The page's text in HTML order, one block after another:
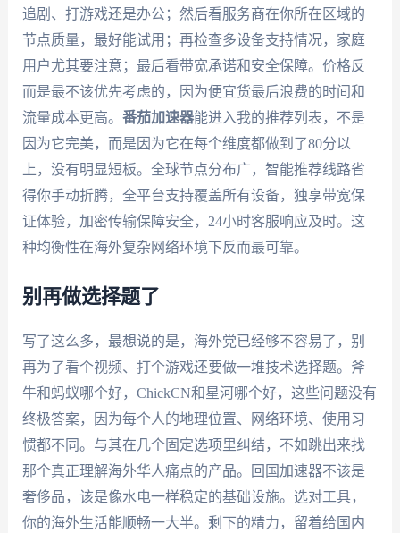
追剧、打游戏还是办公；然后看服务商在你所在区域的
节点质量，最好能试用；再检查多设备支持情况，家庭
用户尤其要注意；最后看带宽承诺和安全保障。价格反
而是最不该优先考虑的，因为便宜货最后浪费的时间和
流量成本更高。 番茄加速器能进入我的推荐列表，不是
因为它完美，而是因为它在每个维度都做到了80分以
上，没有明显短板。全球节点分布广，智能推荐线路省
得你手动折腾，全平台支持覆盖所有设备，独享带宽保
证体验，加密传输保障安全，24小时客服响应及时。这
种均衡性在海外复杂网络环境下反而最可靠。
别再做选择题了
写了这么多，最想说的是，海外党已经够不容易了，别
再为了看个视频、打个游戏还要做一堆技术选择题。斧
牛和蚂蚁哪个好，ChickCN和星河哪个好，这些问题没有
终极答案，因为每个人的地理位置、网络环境、使用习
惯都不同。与其在几个固定选项里纠结，不如跳出来找
那个真正理解海外华人痛点的产品。回国加速器不该是
奢侈品，该是像水电一样稳定的基础设施。选对工具，
你的海外生活能顺畅一大半。剩下的精力，留着给国内